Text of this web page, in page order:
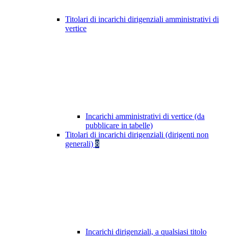
Titolari di incarichi dirigenziali amministrativi di
vertice
Incarichi amministrativi di vertice (da
pubblicare in tabelle)
Titolari di incarichi dirigenziali (dirigenti non
generali) 8
Incarichi dirigenziali, a qualsiasi titolo